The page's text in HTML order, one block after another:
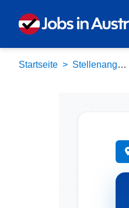
Startseite Stellenangebote